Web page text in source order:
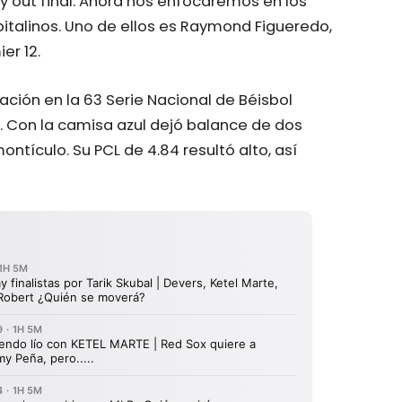
Uno de ellos es Raymond Figueredo,
12.
en la 63 Serie Nacional de Béisbol
la camisa azul dejó balance de dos
Su PCL de 4.84 resultó alto, así